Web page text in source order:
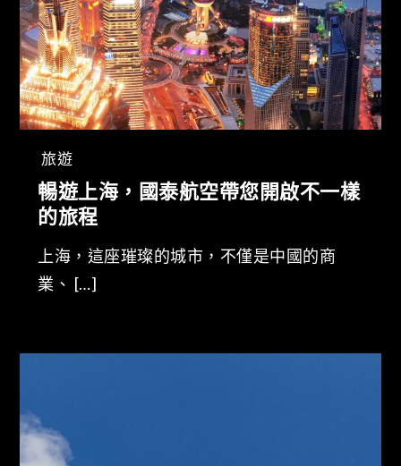
旅遊
暢遊上海，國泰航空帶您開啟不一樣
的旅程
上海，這座璀璨的城市，不僅是中國的商
業、 […]